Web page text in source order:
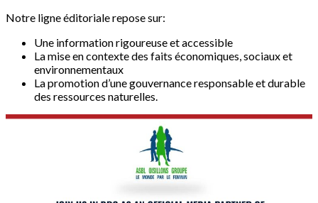
Notre ligne éditoriale repose sur:
Une information rigoureuse et accessible
La mise en contexte des faits économiques, sociaux et
environnementaux
La promotion d’une gouvernance responsable et durable
des ressources naturelles.